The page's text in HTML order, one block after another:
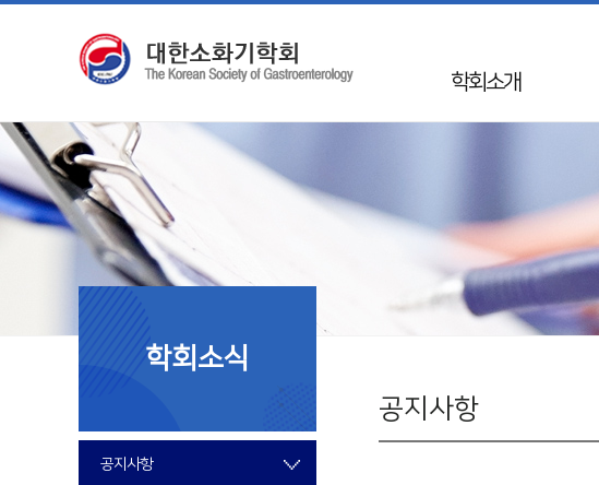
학회소개
Mission & Vision
학회연혁
50년사
임원진
국제교류
회칙
공지사항
학회소식
공지사항